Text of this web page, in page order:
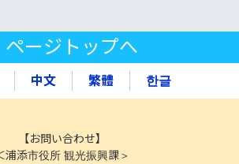
ページトップへ
中文 繁體 한글
【お問い合わせ】
浦添市役所 観光振興課＞